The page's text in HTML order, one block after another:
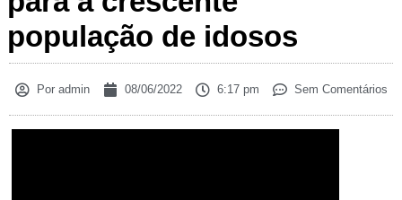
população de idosos
Poradmin 08/06/2022 6:17 pm Sem Comentários